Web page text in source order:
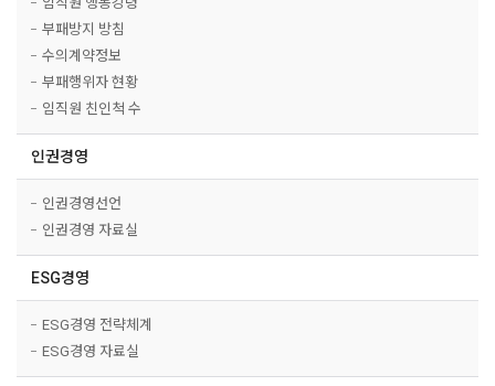
부패방지 방침
수의계약정보
부패행위자 현황
임직원 친인척 수
인권경영
인권경영선언
인권경영 자료실
ESG경영
ESG경영 전략체계
ESG경영 자료실